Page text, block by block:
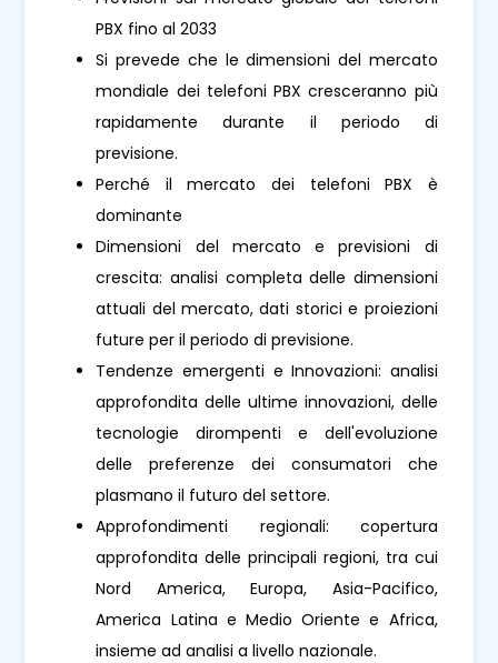
PBX fino al 2033
Si prevede che le dimensioni del mercato
mondiale dei telefoni PBX cresceranno più
rapidamente durante il periodo di
previsione.
Perché il mercato dei telefoni PBX è
dominante
Dimensioni del mercato e previsioni di
crescita: analisi completa delle dimensioni
attuali del mercato, dati storici e proiezioni
future per il periodo di previsione.
Tendenze emergenti e Innovazioni: analisi
approfondita delle ultime innovazioni, delle
tecnologie dirompenti e dell'evoluzione
delle preferenze dei consumatori che
plasmano il futuro del settore.
Approfondimenti regionali: copertura
approfondita delle principali regioni, tra cui
Nord America, Europa, Asia-Pacifico,
America Latina e Medio Oriente e Africa,
insieme ad analisi a livello nazionale.